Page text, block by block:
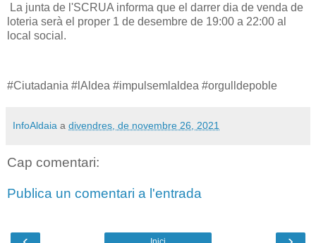
La junta de l'SCRUA informa que el darrer dia de venda de
loteria serà el proper 1 de desembre de 19:00 a 22:00 al
local social.
#Ciutadania #lAldea #impulsemlaldea #orgulldepoble
InfoAldaia a divendres, de novembre 26, 2021
Cap comentari:
Publica un comentari a l'entrada